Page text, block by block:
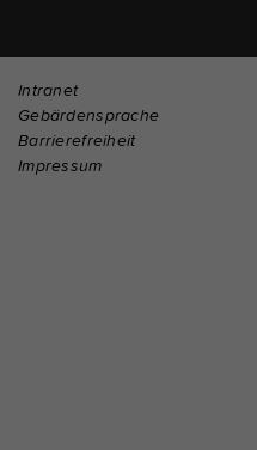
Intranet
Gebärdensprache
Barrierefreiheit
Impressum